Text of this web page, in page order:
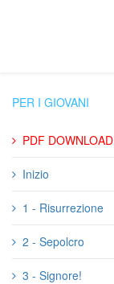
PER I GIOVANI
PDF DOWNLOAD
Inizio
1 - Risurrezione
2 - Sepolcro
3 - Signore!